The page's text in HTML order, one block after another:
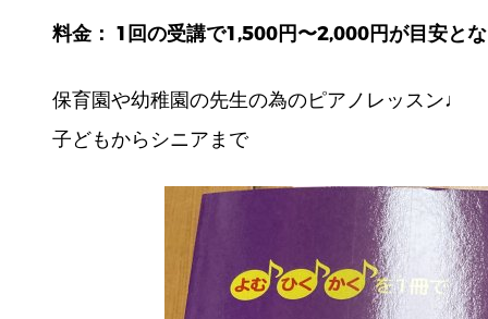
料金： 1回の受講で1,500円〜2,000円が目安と
保育園や幼稚園の先生の為のピアノレッスン♩
子どもからシニアまで